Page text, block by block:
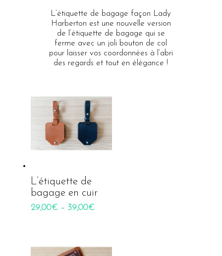
L’étiquette de bagage façon Lady
Harberton est une nouvelle version
de l’étiquette de bagage qui se
ferme avec un joli bouton de col
pour laisser vos coordonnées à l’abri
des regards et tout en élégance !
L’étiquette de
bagage en cuir
29,00€ – 39,00€